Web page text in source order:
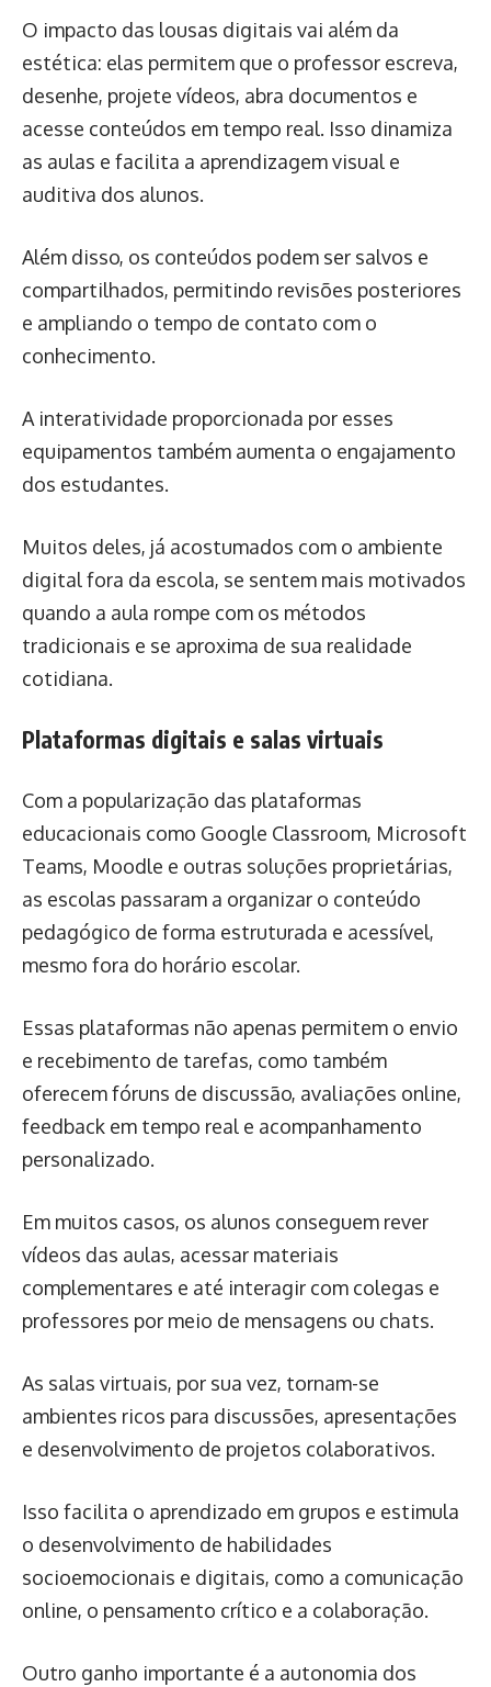
O impacto das lousas digitais vai além da
estética: elas permitem que o professor escreva,
desenhe, projete vídeos, abra documentos e
acesse conteúdos em tempo real. Isso dinamiza
as aulas e facilita a aprendizagem visual e
auditiva dos alunos.
Além disso, os conteúdos podem ser salvos e
compartilhados, permitindo revisões posteriores
e ampliando o tempo de contato com o
conhecimento.
A interatividade proporcionada por esses
equipamentos também aumenta o engajamento
dos estudantes.
Muitos deles, já acostumados com o ambiente
digital fora da escola, se sentem mais motivados
quando a aula rompe com os métodos
tradicionais e se aproxima de sua realidade
cotidiana.
Plataformas digitais e salas virtuais
Com a popularização das plataformas
educacionais como Google Classroom, Microsoft
Teams, Moodle e outras soluções proprietárias,
as escolas passaram a organizar o conteúdo
pedagógico de forma estruturada e acessível,
mesmo fora do horário escolar.
Essas plataformas não apenas permitem o envio
e recebimento de tarefas, como também
oferecem fóruns de discussão, avaliações online,
feedback em tempo real e acompanhamento
personalizado.
Em muitos casos, os alunos conseguem rever
vídeos das aulas, acessar materiais
complementares e até interagir com colegas e
professores por meio de mensagens ou chats.
As salas virtuais, por sua vez, tornam-se
ambientes ricos para discussões, apresentações
e desenvolvimento de projetos colaborativos.
Isso facilita o aprendizado em grupos e estimula
o desenvolvimento de habilidades
socioemocionais e digitais, como a comunicação
online, o pensamento crítico e a colaboração.
Outro ganho importante é a autonomia dos